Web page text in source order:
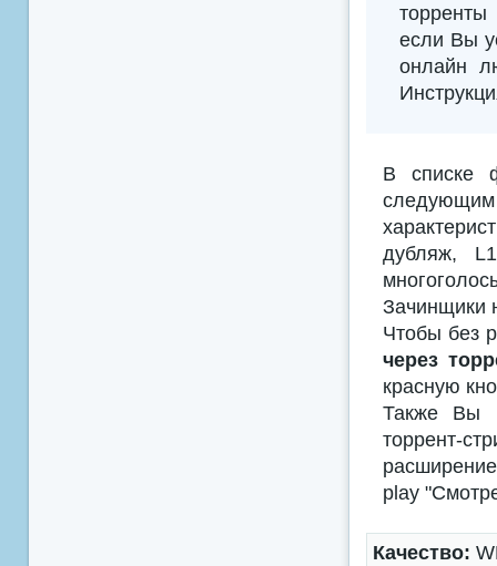
если Вы
онлайн
В списке
дубляж,
Зачинщики
Чтобы без
через
красную
Также Вы
торрент-
play
Качество: